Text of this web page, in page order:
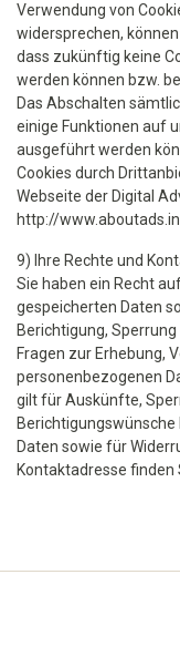
Verwendung von
widersprechen,
dass zukünftig keine
werden können bzw.
Das Abschalten
einige Funktionen auf
ausgeführt werden
Cookies durch
Webseite der Digital
http://
9) Ihre Rechte und
Sie haben ein Recht
gespeicherten Daten
Berichtigung,
Fragen zur Erhebung,
personenbezogenen
gilt für Auskünfte,
Daten sowie für
Kontaktadresse finden